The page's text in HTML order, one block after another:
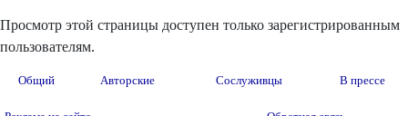
Просмотр этой страницы доступен только зарегистрированным
пользователям.
Общий Авторские Сослуживцы В прессе